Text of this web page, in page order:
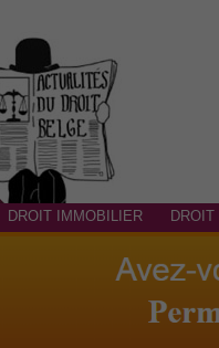
DROIT IMMOBILIER